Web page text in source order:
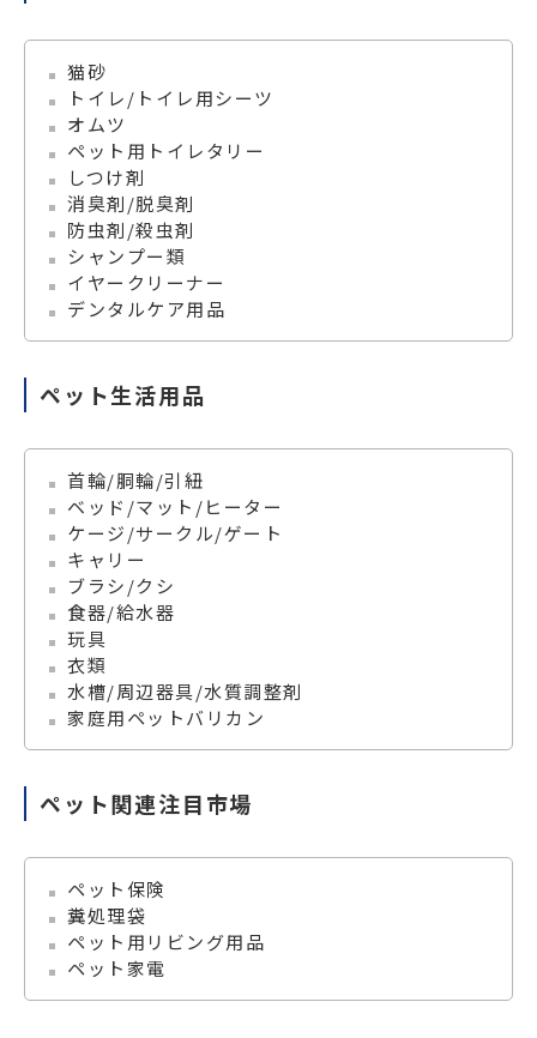
猫砂
トイレ/トイレ用シーツ
オムツ
ペット用トイレタリー
しつけ剤
消臭剤/脱臭剤
防虫剤/殺虫剤
シャンプー類
イヤークリーナー
デンタルケア用品
ペット生活用品
首輪/胴輪/引紐
ベッド/マット/ヒーター
ケージ/サークル/ゲート
キャリー
ブラシ/クシ
食器/給水器
玩具
衣類
水槽/周辺器具/水質調整剤
家庭用ペットバリカン
ペット関連注目市場
ペット保険
糞処理袋
ペット用リビング用品
ペット家電